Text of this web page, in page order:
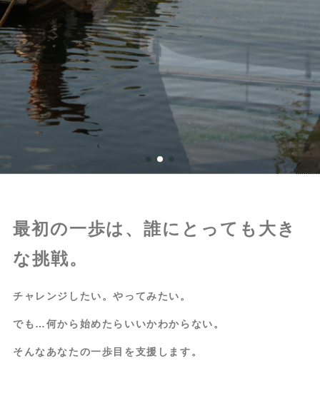
最初の一歩は、誰にとっても大き
な挑戦。
チャレンジしたい。やってみたい。
でも…何から始めたらいいかわからない。
そんなあなたの一歩目を支援します。